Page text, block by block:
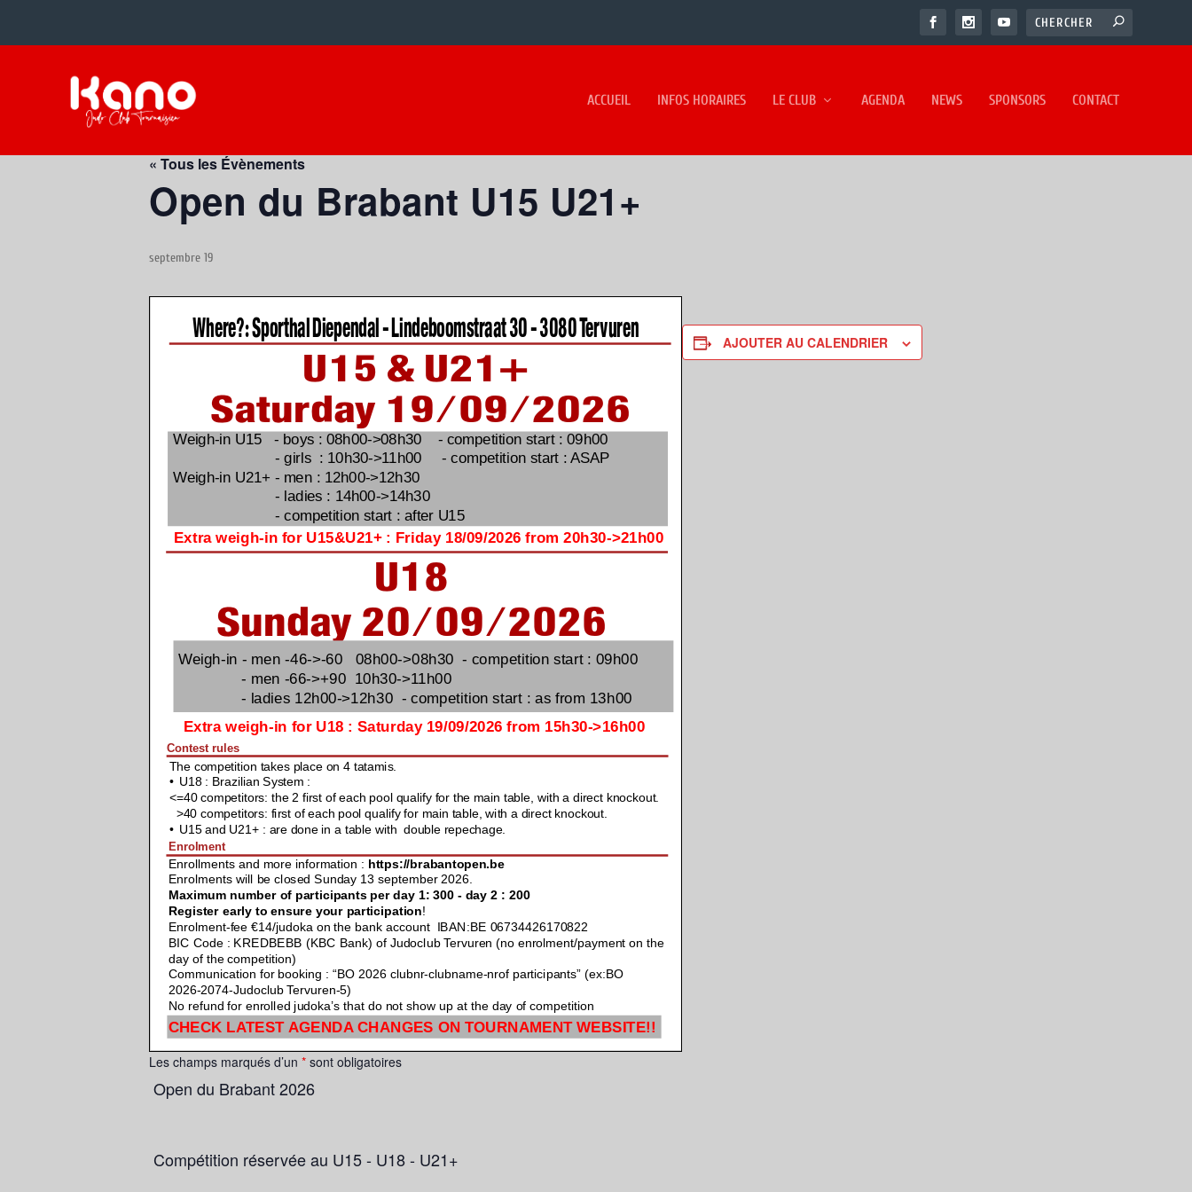
ACCUEIL INFOS HORAIRES LE CLUB AGENDA NEWS SPONSORS CONTACT
« Tous les Évènements
Open du Brabant U15 U21+
septembre 19
Les champs marqués d’un * sont obligatoires
Open du Brabant 2026
Compétition réservée au U15 - U18 - U21+
AJOUTER AU CALENDRIER